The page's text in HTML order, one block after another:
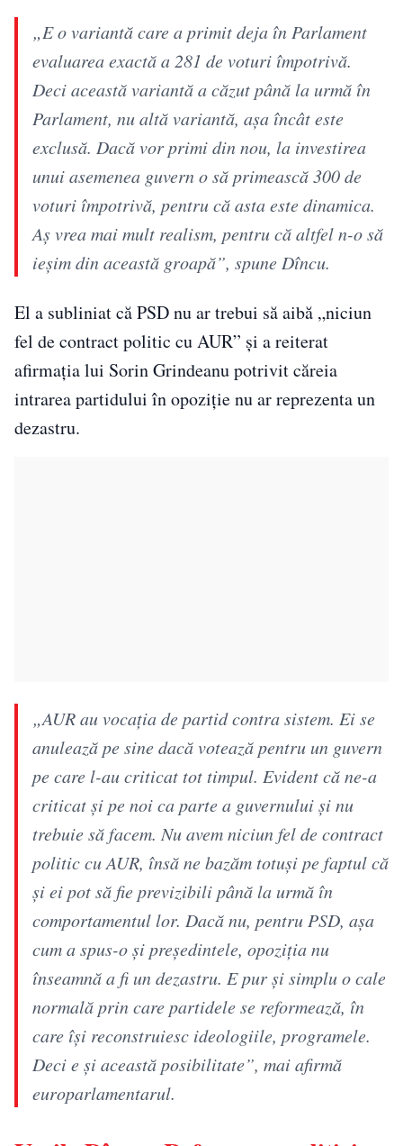
„E o variantă care a primit deja în Parlament
evaluarea exactă a 281 de voturi împotrivă.
Deci această variantă a căzut până la urmă în
Parlament, nu altă variantă, așa încât este
exclusă. Dacă vor primi din nou, la investirea
unui asemenea guvern o să primească 300 de
voturi împotrivă, pentru că asta este dinamica.
Aș vrea mai mult realism, pentru că altfel n-o să
ieșim din această groapă”, spune Dîncu.
El a subliniat că PSD nu ar trebui să aibă „niciun
fel de contract politic cu AUR” și a reiterat
afirmația lui Sorin Grindeanu potrivit căreia
intrarea partidului în opoziție nu ar reprezenta un
dezastru.
„AUR au vocația de partid contra sistem. Ei se
anulează pe sine dacă votează pentru un guvern
pe care l-au criticat tot timpul. Evident că ne-a
criticat și pe noi ca parte a guvernului și nu
trebuie să facem. Nu avem niciun fel de contract
politic cu AUR, însă ne bazăm totuși pe faptul că
și ei pot să fie previzibili până la urmă în
comportamentul lor. Dacă nu, pentru PSD, așa
cum a spus-o și președintele, opoziția nu
înseamnă a fi un dezastru. E pur și simplu o cale
normală prin care partidele se reformează, în
care își reconstruiesc ideologiile, programele.
Deci e și această posibilitate”, mai afirmă
europarlamentarul.